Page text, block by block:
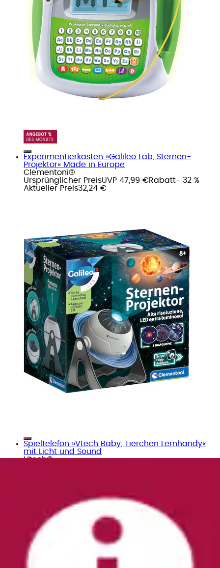
Experimentierkasten »Galileo Lab, Sternen-
Projektor« Made in Europe
Clementoni®
Ursprünglicher PreisUVP 47,99 €Rabatt- 32 %
Aktueller Preis32,24 €
Spieltelefon »Vtech Baby, Tierchen Lernhandy«
mit Licht und Sound
Vtech®